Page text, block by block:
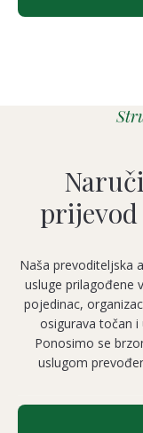
Naša prevoditeljska
usluge prilagođene
pojedinac,
osigurava točan
Ponosimo se
uslugom